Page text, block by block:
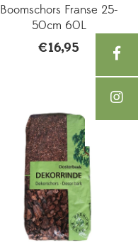
Boomschors Franse 25-
50cm 60L
€16,95